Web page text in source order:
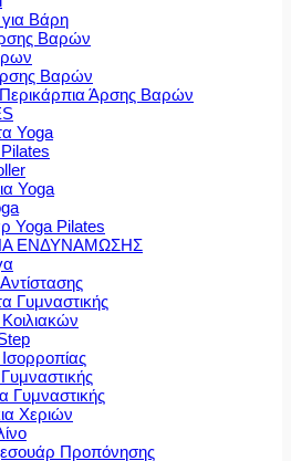
Βάρη
Βαρών
Βαρών
Περικάρπια Άρσης Βαρών
Yoga
Yoga
Yoga Pilates
ΕΝΔΥΝΑΜΩΣΗΣ
Γυμναστικής
Γυμναστικής
Χεριών
Προπόνησης